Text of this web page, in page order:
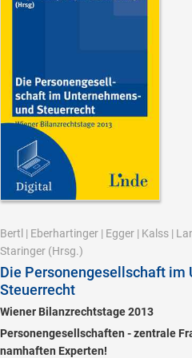
Bertl | Eberhartinger | Egger | Kalss |
Staringer (Hrsg.)
Die Personengesellschaft im
Steuerrecht
Wiener Bilanzrechtstage 2013
Personengesellschaften - zentrale
namhaften Experten!